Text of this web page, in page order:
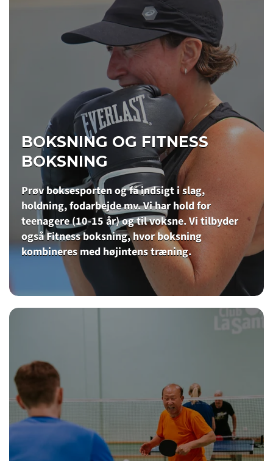
BOKSNING OG FITNESS
BOKSNING
Prøv boksesporten og få indsigt i slag,
holdning, fodarbejde mv. Vi har hold for
teenagere (10-15 år) og til voksne. Vi tilbyder
også Fitness boksning, hvor boksning
kombineres med højintens træning.